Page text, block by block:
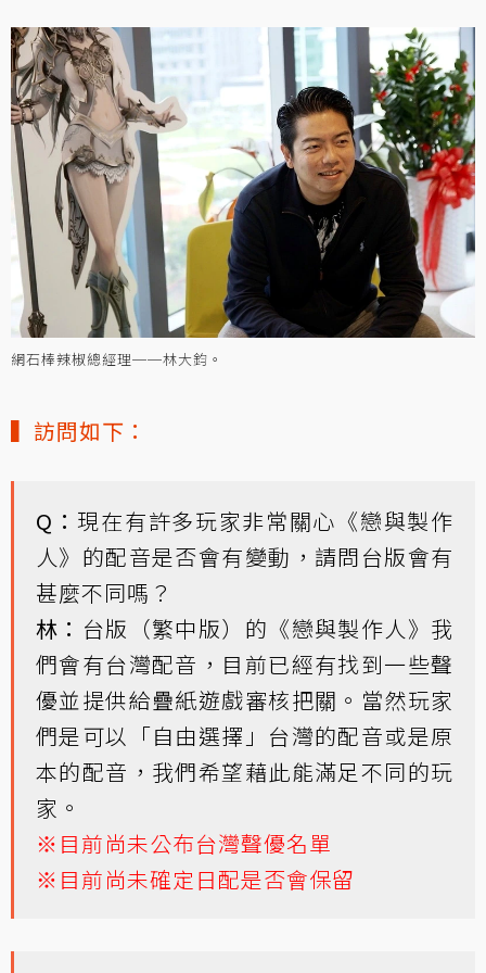
網石棒辣椒總經理──林大鈞。
▍訪問如下：
Q： 現在有許多玩家非常關心《戀與製作
人》的配音是否會有變動，請問台版會有
甚麼不同嗎？
林： 台版（繁中版）的《戀與製作人》我
們會有台灣配音，目前已經有找到一些聲
優並提供給疊紙遊戲審核把關。當然玩家
們是可以「自由選擇」台灣的配音或是原
本的配音，我們希望藉此能滿足不同的玩
家。
※目前尚未公布台灣聲優名單
※目前尚未確定日配是否會保留